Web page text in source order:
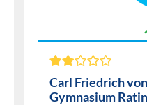
Carl Friedrich
Gymnasium